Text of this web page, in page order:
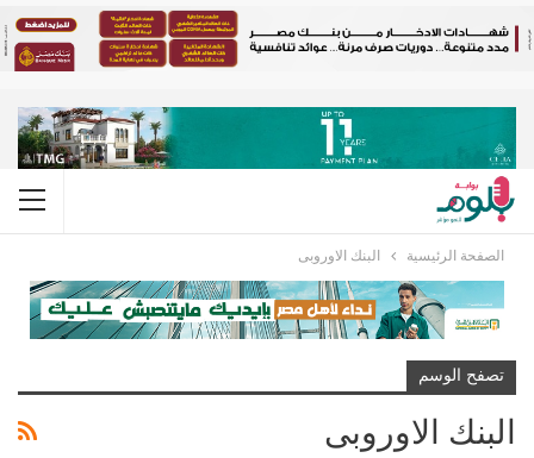
الصفحة الرئيسية البنك الاوروبى
تصفح الوسم
البنك الاوروبى